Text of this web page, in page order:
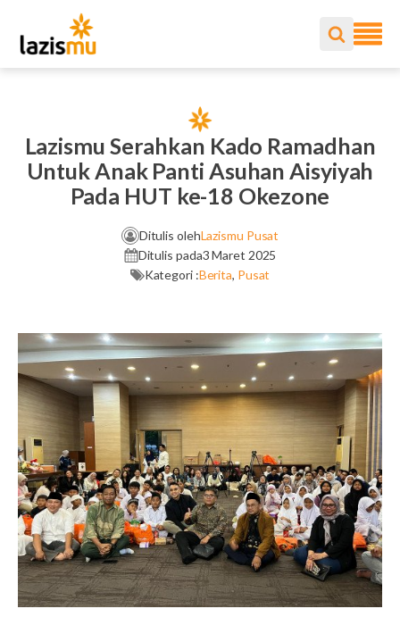
Lazismu Serahkan Kado Ramadhan
Untuk Anak Panti Asuhan Aisyiyah
Pada HUT ke-18 Okezone
Ditulis olehLazismu Pusat
Ditulis pada3 Maret 2025
Kategori :Berita, Pusat